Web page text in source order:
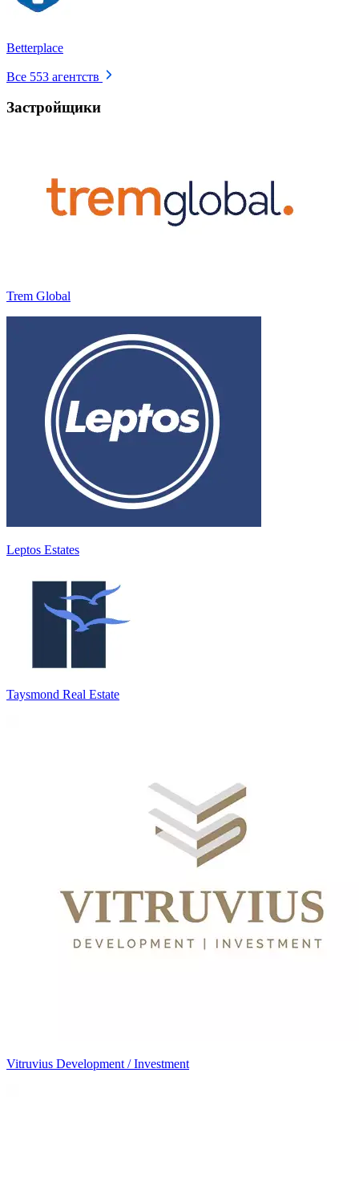
Betterplace
Все 553 агентств
Застройщики
Trem Global
Leptos Estates
Taysmond Real Estate
Vitruvius Development / Investment